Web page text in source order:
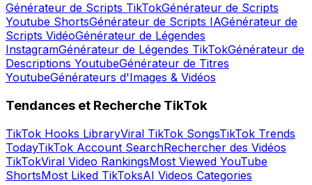
Générateur de Scripts TikTokGénérateur de Scripts
Youtube ShortsGénérateur de Scripts IAGénérateur de
Scripts VidéoGénérateur de Légendes
InstagramGénérateur de Légendes TikTokGénérateur de
Descriptions YoutubeGénérateur de Titres
YoutubeGénérateurs d'Images & Vidéos
Tendances et Recherche TikTok
TikTok Hooks LibraryViral TikTok SongsTikTok Trends
TodayTikTok Account SearchRechercher des Vidéos
TikTokViral Video RankingsMost Viewed YouTube
ShortsMost Liked TikToksAI Videos Categories